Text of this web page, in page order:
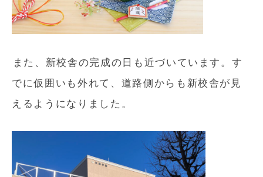
また、新校舎の完成の日も近づいています。す
でに仮囲いも外れて、道路側からも新校舎が見
えるようになりました。